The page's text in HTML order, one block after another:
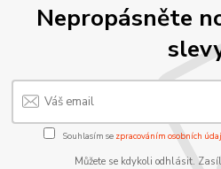
Nepropásněte
Souhlasím se zpracováním osobních
Můžete se kdykoli odhlásit.